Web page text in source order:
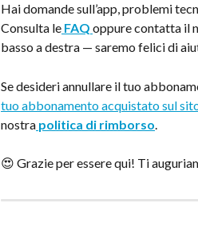
Hai domande sull’app, problemi
Consulta le FAQ oppure contatta il
basso a destra — saremo felici di
Se desideri annullare il tuo
tuo abbonamento acquistato sul
nostra politica di rimborso.
😍 Grazie per essere qui! Ti